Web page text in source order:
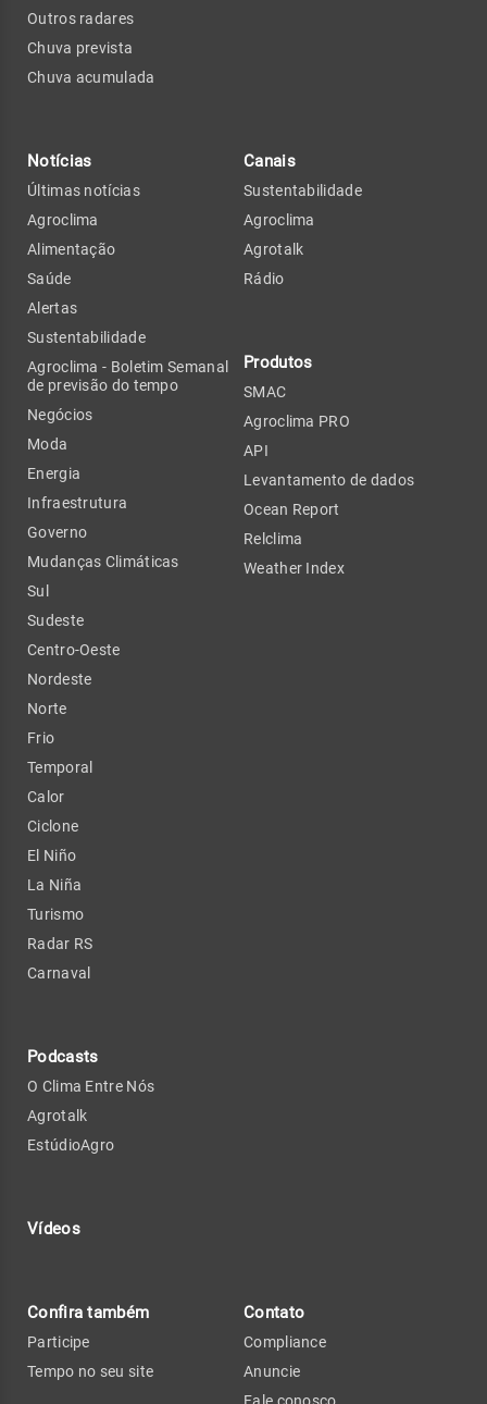
Outros radares
Chuva prevista
Chuva acumulada
Notícias
Últimas notícias
Agroclima
Alimentação
Saúde
Alertas
Sustentabilidade
Agroclima - Boletim Semanal
de previsão do tempo
Negócios
Moda
Energia
Infraestrutura
Governo
Mudanças Climáticas
Sul
Sudeste
Centro-Oeste
Nordeste
Norte
Frio
Temporal
Calor
Ciclone
El Niño
La Niña
Turismo
Radar RS
Carnaval
Podcasts
O Clima Entre Nós
Agrotalk
EstúdioAgro
Vídeos
Canais
Sustentabilidade
Agroclima
Agrotalk
Rádio
Produtos
SMAC
Agroclima PRO
API
Levantamento de dados
Ocean Report
Relclima
Weather Index
Confira também
Participe
Tempo no seu site
Contato
Compliance
Anuncie